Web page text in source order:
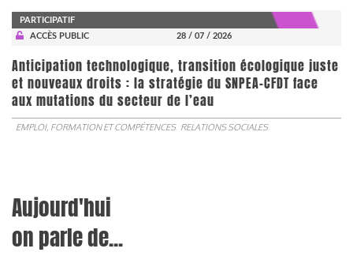
PARTICIPATIF
ACCÈS PUBLIC
28 / 07 / 2026
Anticipation technologique, transition écologique juste
et nouveaux droits : la stratégie du SNPEA-CFDT face
aux mutations du secteur de l’eau
EMPLOI, FORMATION ET COMPÉTENCES RELATIONS SOCIALES
Aujourd'hui
on parle de...